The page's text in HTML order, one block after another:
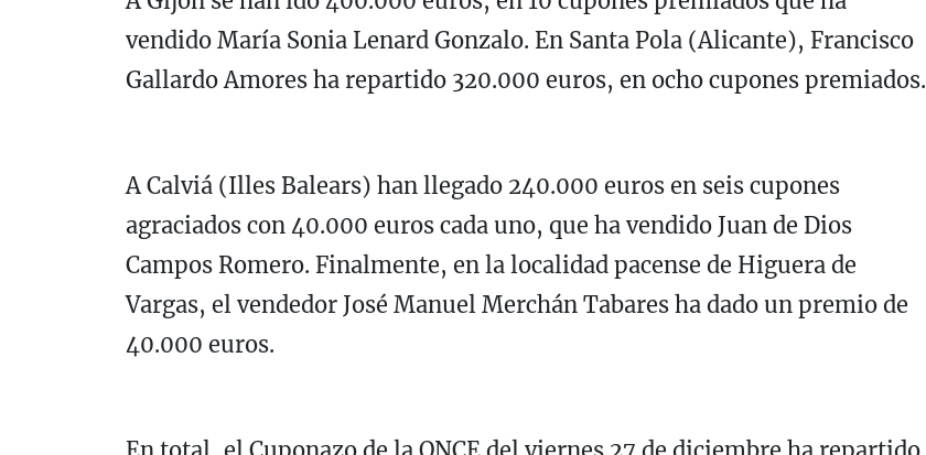
vendido María Sonia Lenard Gonzalo. En Santa Pola (Alicante), Francisco
Gallardo Amores ha repartido 320.000 euros, en ocho cupones premiados.
A Calviá (Illes Balears) han llegado 240.000 euros en seis cupones
agraciados con 40.000 euros cada uno, que ha vendido Juan de Dios
Campos Romero. Finalmente, en la localidad pacense de Higuera de
Vargas, el vendedor José Manuel Merchán Tabares ha dado un premio de
40.000 euros.